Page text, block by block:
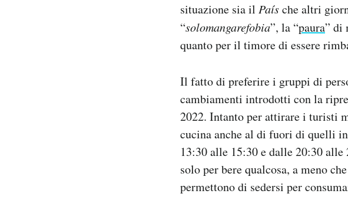
situazione sia il Paísche altri
“solomangarefobia”, la “paura” di
quanto per il timore di essere
Il fatto di preferire i gruppi di
cambiamenti introdotti con la
2022. Intanto per attirare i turisti
cucina anche al di fuori di quelli
13:30 alle 15:30 e dalle 20:30
solo per bere qualcosa, a meno
permettono di sedersi per